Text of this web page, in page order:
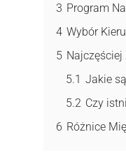
3 Program
4 Wybór
5
5.1 Jakie
5.2 Czy
6 Różnice